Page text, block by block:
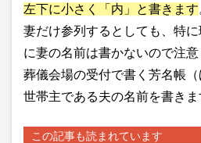
左下に小さく「内」と書きます
妻だけ参列するとしても、特
に妻の名前は書かないので注意
葬儀会場の受付で書く芳名帳
世帯主である夫の名前を書きま
この記事も読まれています